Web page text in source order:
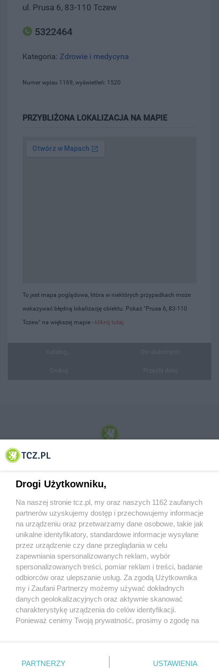
ul. Prusa 6, 83-110 Tczew
5322464
Kategoria: Zdrowie i medycyna
Numer wpisu 1169, wyświetleń: 1520
PRZYBLIŻONA LOKALIZACJA NA MAPIE
To jest mapa poglądowa, która w niektórych przypadkach może
wskazywać błędną lokalizację obiektu. Pokaż "Prusa 6, 83-110
Tczew" na większej mapie - kliknij tutaj
© 2001-2026 Tczew - TCZ.PL Sp. z o.o. Internetowy Serwis Informacyjny Miasta
O FIRMIE POLITYKA PRYWATNOŚCI HOSTING
REKLAMA WSPÓŁPRACA RSS FACEBOOK KONTAKT
Nasze serwisy
Aktualności
Tcz24
Historia miasta
Muzyka i kultura
Archiwum wydarzeń
Zdjęcia miasta
Drogi Użytkowniku,
Na naszej stronie tcz.pl, my oraz naszych 1162 zaufanych
partnerów uzyskujemy dostęp i przechowujemy informacje
na urządzeniu oraz przetwarzamy dane osobowe, takie jak
unikalne identyfikatory, standardowe informacje wysyłane
przez urządzenie czy dane przeglądania w celu
zapewniania spersonalizowanych reklam, wybór
spersonalizowanych treści, pomiar reklam i treści, badanie
odbiorców oraz ulepszanie usług. Za zgodą Użytkownika
my i Zaufani Partnerzy możemy używać dokładnych
danych geolokalizacyjnych oraz aktywnie skanować
charakterystykę urządzenia do celów identyfikacji.
Ponieważ cenimy Twoją prywatność, prosimy o zgodę na
znajdujący się w lewym dolnym rogu strony
. Niektóre
PARTNERZY USTAWIENIA